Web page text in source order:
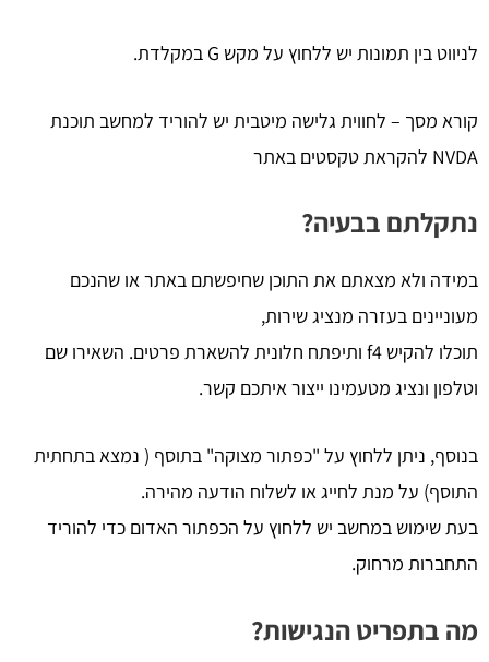
לניווט בין תמונות יש ללחוץ על מקש G במקלדת.
קורא מסך – לחווית גלישה מיטבית יש להוריד למחשב תוכנת
NVDA להקראת טקסטים באתר
נתקלתם בבעיה?
במידה ולא מצאתם את התוכן שחיפשתם באתר או שהנכם
מעוניינים בעזרה מנציג שירות,
תוכלו להקיש f4 ותיפתח חלונית להשארת פרטים. השאירו שם
וטלפון ונציג מטעמינו ייצור איתכם קשר.
בנוסף, ניתן ללחוץ על "כפתור מצוקה" בתוסף ( נמצא בתחתית
התוסף) על מנת לחייג או לשלוח הודעה מהירה.
בעת שימוש במחשב יש ללחוץ על הכפתור האדום כדי להוריד
התחברות מרחוק.
מה בתפריט הנגישות?